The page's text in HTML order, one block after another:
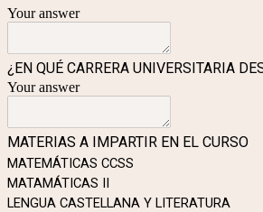
Your answer
¿EN QUÉ CARRERA UNIVERSITARIA
Your answer
MATERIAS A IMPARTIR EN EL CURSO
MATEMÁTICAS CCSS
MATAMÁTICAS II
LENGUA CASTELLANA Y LITERATURA